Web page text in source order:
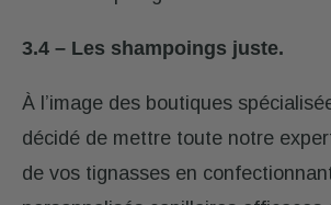
3.4 – Les shampoings juste.
À l’image des boutiques
décidé de mettre toute notre
de vos tignasses en